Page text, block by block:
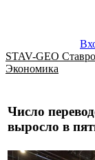
STAV-GEO
Экономика
Число
выросло в